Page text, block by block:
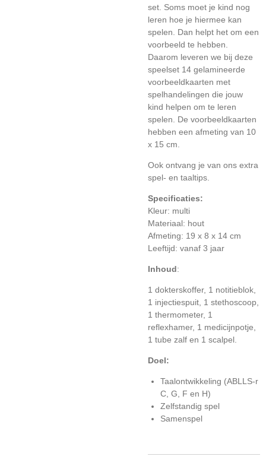
set. Soms moet je kind nog
leren hoe je hiermee kan
spelen. Dan helpt het om een
voorbeeld te hebben.
Daarom leveren we bij deze
speelset 14 gelamineerde
voorbeeldkaarten met
spelhandelingen die jouw
kind helpen om te leren
spelen. De voorbeeldkaarten
hebben een afmeting van 10
x 15 cm.
Ook ontvang je van ons extra
spel- en taaltips.
Specificaties:
Kleur: multi
Materiaal: hout
Afmeting: 19 x 8 x 14 cm
Leeftijd: vanaf 3 jaar
Inhoud:
1 dokterskoffer, 1 notitieblok,
1 injectiespuit, 1 stethoscoop,
1 thermometer, 1
reflexhamer, 1 medicijnpotje,
1 tube zalf en 1 scalpel.
Doel:
Taalontwikkeling (ABLLS-r
C, G, F en H)
Zelfstandig spel
Samenspel